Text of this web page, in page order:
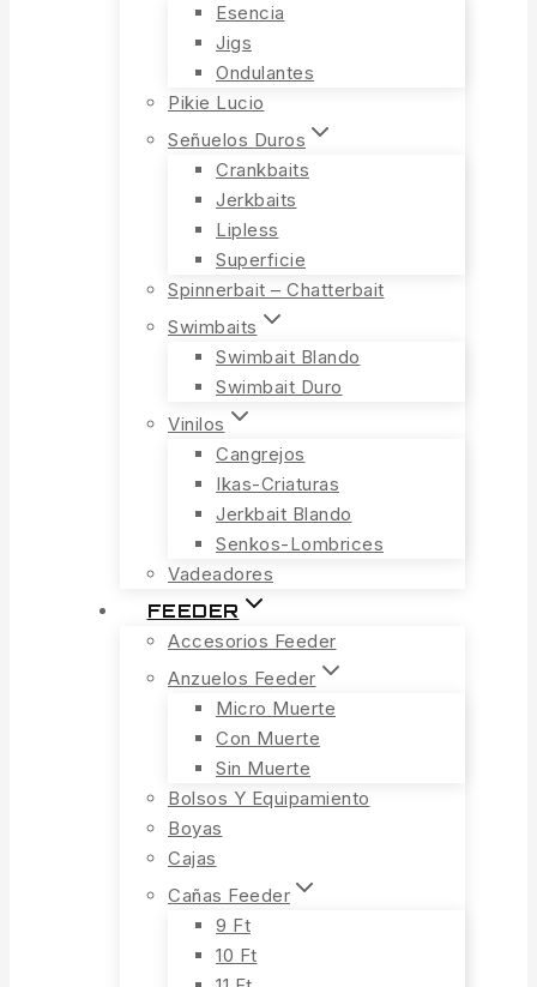
Esencia
Jigs
Ondulantes
Pikie Lucio
Señuelos Duros
Crankbaits
Jerkbaits
Lipless
Superficie
Spinnerbait – Chatterbait
Swimbaits
Swimbait Blando
Swimbait Duro
Vinilos
Cangrejos
Ikas-Criaturas
Jerkbait Blando
Senkos-Lombrices
Vadeadores
FEEDER
Accesorios Feeder
Anzuelos Feeder
Micro Muerte
Con Muerte
Sin Muerte
Bolsos Y Equipamiento
Boyas
Cajas
Cañas Feeder
9 Ft
10 Ft